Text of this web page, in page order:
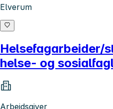
Elverum
Helsefagarbeider/
helse- og
Arbeidsgiver